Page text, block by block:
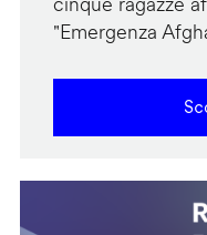
"Emergenza